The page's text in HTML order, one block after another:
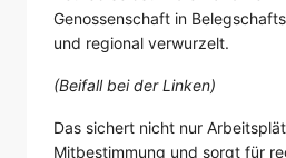
Genossenschaft in
und regional verwurzelt.
(Beifall bei der Linken)
Das sichert nicht nur
Mitbestimmung und sorgt für